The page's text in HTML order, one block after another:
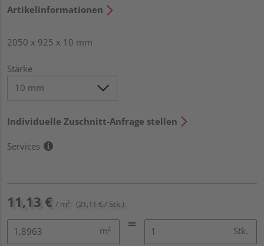
Artikelinformationen
2050 x 925 x 10 mm
Stärke
Individuelle Zuschnitt-Anfrage stellen
Services
11,13 € / m² (21,11 € / Stk.)
m² Stk.